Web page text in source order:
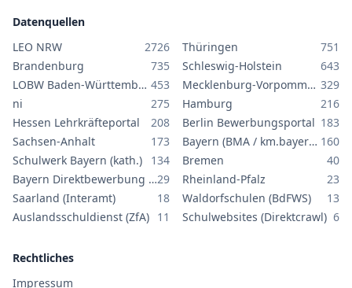
Datenquellen
LEO NRW
2726 Thüringen
751
Brandenburg
735 Schleswig-Holstein
643
LOBW Baden-Württemberg 453 Mecklenburg-Vorpommern 329
ni
275 Hamburg
216
Hessen Lehrkräfteportal
208 Berlin Bewerbungsportal 183
Sachsen-Anhalt
173 Bayern (BMA / km.bayern.de) 160
Schulwerk Bayern (kath.)
134 Bremen
40
Bayern Direktbewerbung GS/MS29 Rheinland-Pfalz
23
Saarland (Interamt)
18 Waldorfschulen (BdFWS)
13
Auslandsschuldienst (ZfA) 11 Schulwebsites (Direktcrawl) 6
Rechtliches
Impressum